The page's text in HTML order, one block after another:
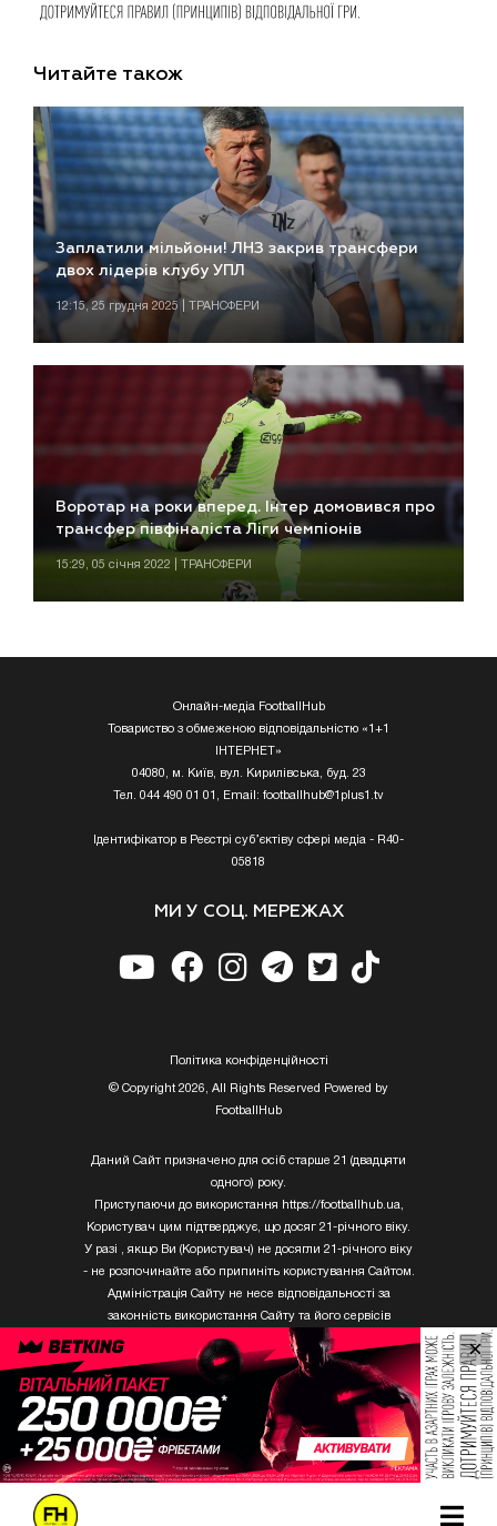
Читайте також
Заплатили мільйони! ЛНЗ закрив трансфери
двох лідерів клубу УПЛ
12:15, 25 грудня 2025 | ТРАНСФЕРИ
Воротар на роки вперед. Інтер домовився про
трансфер півфіналіста Ліги чемпіонів
15:29, 05 січня 2022 | ТРАНСФЕРИ
Онлайн-медіа FootballHub
Товариство з обмеженою відповідальністю «1+1
ІНТЕРНЕТ»
04080, м. Київ, вул. Кирилівська, буд. 23
Тел. 044 490 01 01, Email: footballhub@1plus1.tv
Ідентифікатор в Реєстрі суб’єктіву сфері медіа - R40-
05818
МИ У СОЦ. МЕРЕЖАХ
Полiтика конфiденцiйностi
© Copyright 2026, All Rights Reserved Powered by
FootballHub
Даний Сайт призначено для осіб старше 21 (двадцяти
одного) року.
Приступаючи до використання https://footballhub.ua,
Користувач цим підтверджує, що досяг 21-річного віку.
У разі , якщо Ви (Користувач) не досягли 21-річного віку
- не розпочинайте або припиніть користування Сайтом.
Адміністрація Сайту не несе відповідальності за
законність використання Сайту та його сервісів
Користувачем, який не досяг 21-річного віку.
Твори Getty Images, що розміщені на сайті, не можуть
бути використані третіми особами без письмового
дозволу ТОВ «ГЛОБАЛ ІМІДЖЕС ЮКРЕЙН.
×